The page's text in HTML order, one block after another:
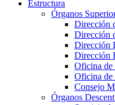
Estructura
Órganos
Dirección
Dirección
Dirección
Dirección
Oficina de
Oficina de
Consejo
Órganos